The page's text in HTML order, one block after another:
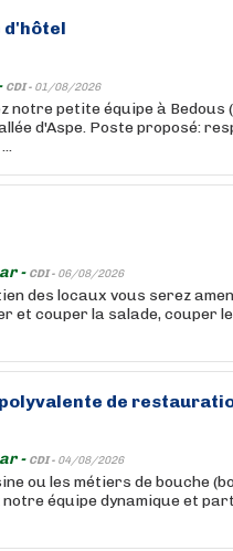
d'hôtel
CDI - 01/08/2026
notre petite équipe à
d'Aspe. Poste proposé:
- CDI - 06/08/2026
des locaux vous serez
et couper la salade, couper
de
- CDI - 04/08/2026
ou les métiers de bouche
notre équipe dynamique et